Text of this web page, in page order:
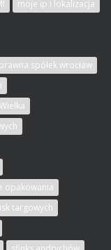
moje ip i lokalizacja
spółek wrocław
opakowania
targowych